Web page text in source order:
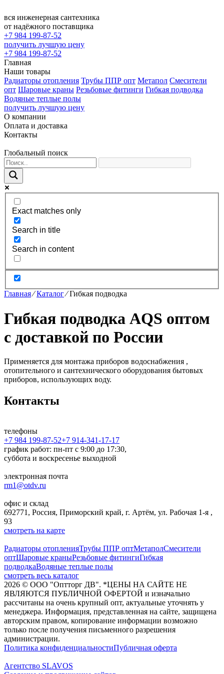
вся инженерная сантехника
от надёжного поставщика
+7 984 199-87-52
получить лучшую цену
+7 984 199-87-52
Главная
Наши товары
Радиаторы отопления Трубы ППР опт Метапол Смесители
опт Шаровые краны Резьбовые фитинги Гибкая подводка
Водяные теплые полы
получить лучшую цену
О компании
Оплата и доставка
Контакты
Глобальный поиск
Exact matches only
Search in title
Search in content
Главная⁄Каталог⁄Гибкая подводка
Гибкая подводка AQS оптом
с доставкой по России
Применяется для монтажа приборов водоснабжения ,
отопительного и сантехнического оборудования бытовых
приборов, использующих воду.
Контакты
телефоны
+7 984 199-87-52+7 914-341-17-17
график работ: пн-пт с 9:00 до 17:30,
суббота и воскресенье выходной
электронная почта
rm1@otdv.ru
офис и склад
692771, Россия, Приморский край, г. Артём, ул. Рабочая 1-я ,
93
смотреть на карте
Радиаторы отопленияТрубы ППР оптМетаполСмесители
оптШаровые краныРезьбовые фитингиГибкая
подводкаВодяные теплые полы
смотреть весь каталог
2026 © ООО "Оптторг ДВ". *ЦЕНЫ НА САЙТЕ НЕ
ЯВЛЯЮТСЯ ПУБЛИЧНОЙ ОФЕРТОЙ и изначально
рассчитаны на очень крупный опт, актуальные уточнять у
менеджера. Информация, представленная на сайте, защищена
авторским правом, копирование информации возможно
только после получения письменного разрешения
администрации.
Политика конфиденциальностиПубличная оферта
Агентство SLAVOS